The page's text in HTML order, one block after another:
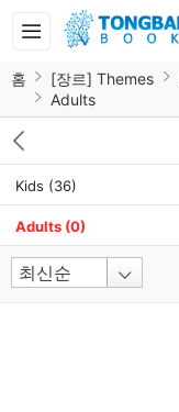
홈 [장르] Themes
Adults
Kids (36)
Adults (0)